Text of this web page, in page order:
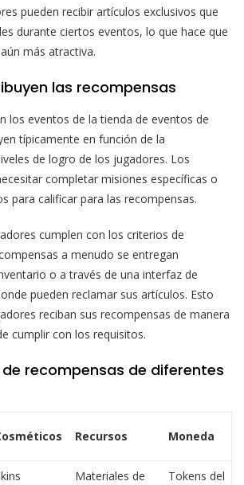
pueden recibir artículos exclusivos que
durante ciertos eventos, lo que hace que
más atractiva.
las recompensas
los eventos de la tienda de eventos de
típicamente en función de la
de logro de los jugadores. Los
completar misiones específicas o
para calificar para las recompensas.
cumplen con los criterios de
a menudo se entregan
o a través de una interfaz de
pueden reclamar sus artículos. Esto
reciban sus recompensas de manera
cumplir con los requisitos.
recompensas de diferentes
Recursos Moneda
Materiales de
Tokens del